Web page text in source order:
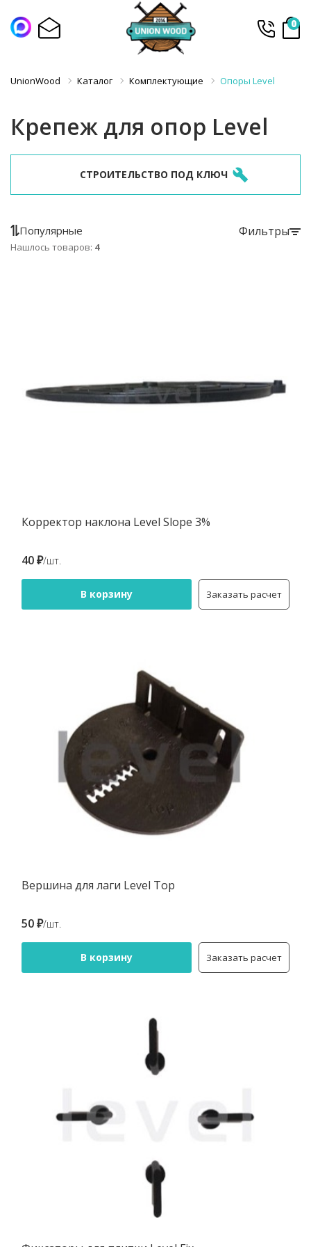
0
UnionWood Каталог Комплектующие Опоры Level
Крепеж для опор Level
СТРОИТЕЛЬСТВО ПОД КЛЮЧ
Популярные Фильтры
Нашлось товаров: 4
Корректор наклона Level Slope 3%
40 ₽/шт.
В корзину Заказать расчет
Вершина для лаги Level Top
50 ₽/шт.
В корзину Заказать расчет